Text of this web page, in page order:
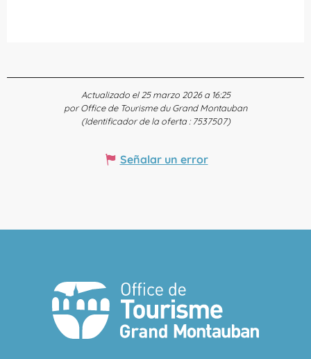
Actualizado el 25 marzo 2026 a 16:25
por Office de Tourisme du Grand Montauban
(Identificador de la oferta : 7537507)
Señalar un error